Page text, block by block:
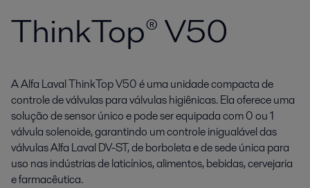
ThinkTop® V50
A Alfa Laval ThinkTop V50 é uma unidade compacta de
controle de válvulas para válvulas higiênicas. Ela oferece uma
solução de sensor único e pode ser equipada com 0 ou 1
válvula solenoide, garantindo um controle inigualável das
válvulas Alfa Laval DV-ST, de borboleta e de sede única para
uso nas indústrias de laticínios, alimentos, bebidas, cervejaria
e farmacêutica.